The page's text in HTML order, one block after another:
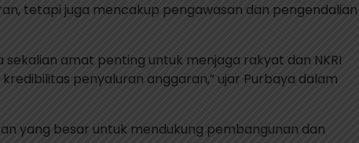
tetapi juga mencakup pengawasan dan pengendalian
amat penting untuk menjaga rakyat dan NKRI
penyaluran anggaran,” ujar Purbaya dalam
yang besar untuk mendukung pembangunan dan